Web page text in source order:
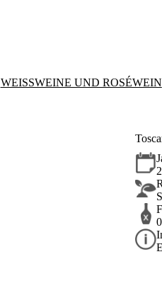
WEISSWEINE UND ROSÉWEIN